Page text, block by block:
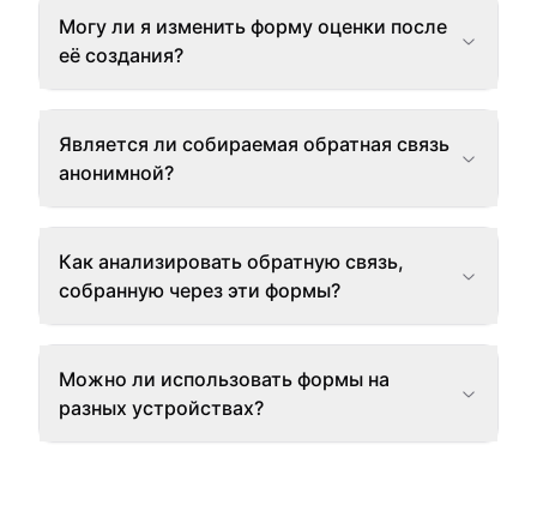
Могу ли я изменить форму оценки после
её создания?
Является ли собираемая обратная связь
анонимной?
Как анализировать обратную связь,
собранную через эти формы?
Можно ли использовать формы на
разных устройствах?